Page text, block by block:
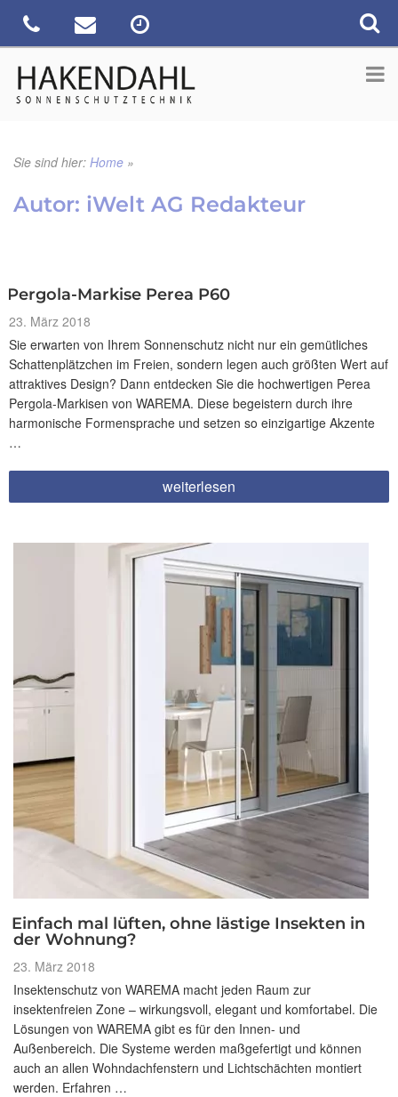
Sie sind hier: Home »
Autor: iWelt AG Redakteur
Pergola-Markise Perea P60
Veröffentlicht
am
23. März 2018
Sie erwarten von Ihrem Sonnenschutz nicht nur ein gemütliches
Schattenplätzchen im Freien, sondern legen auch größten Wert auf
attraktives Design? Dann entdecken Sie die hochwertigen Perea
Pergola-Markisen von WAREMA. Diese begeistern durch ihre
harmonische Formensprache und setzen so einzigartige Akzente
…
„Pergola-
Markise
weiterlesen
Einfach mal lüften, ohne lästige Insekten in
der Wohnung?
Veröffentlicht
am
23. März 2018
Insektenschutz von WAREMA macht jeden Raum zur
insektenfreien Zone – wirkungsvoll, elegant und komfortabel. Die
Lösungen von WAREMA gibt es für den Innen- und
Außenbereich. Die Systeme werden maßgefertigt und können
auch an allen Wohndachfenstern und Lichtschächten montiert
werden. Erfahren …